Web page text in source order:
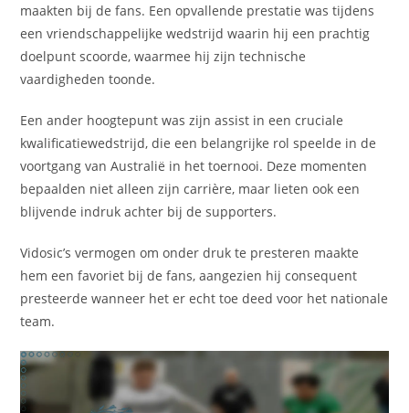
maakten bij de fans. Een opvallende prestatie was tijdens
een vriendschappelijke wedstrijd waarin hij een prachtig
doelpunt scoorde, waarmee hij zijn technische
vaardigheden toonde.
Een ander hoogtepunt was zijn assist in een cruciale
kwalificatiewedstrijd, die een belangrijke rol speelde in de
voortgang van Australië in het toernooi. Deze momenten
bepaalden niet alleen zijn carrière, maar lieten ook een
blijvende indruk achter bij de supporters.
Vidosic’s vermogen om onder druk te presteren maakte
hem een favoriet bij de fans, aangezien hij consequent
presteerde wanneer het er echt toe deed voor het nationale
team.